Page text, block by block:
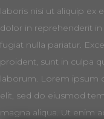
laboris nisi ut aliquip ex
dolor in reprehenderit
fugiat nulla pariatur.
proident, sunt in culpa
laborum. Lorem ipsum
elit, sed do eiusmod
magna aliqua. Ut enim